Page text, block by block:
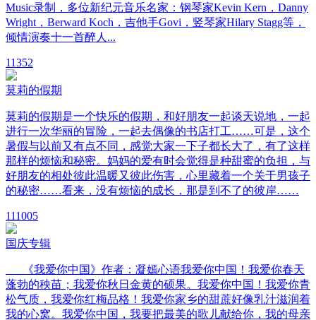
Music录制，多位新纪元音乐名家：钢琴家Kevin Kern，Danny
Wright，Berward Koch，吉他手Govi，竖琴家Hilary Stagg等，
倾情演奏十一首醉人...
11352
莫莉的假期
莫莉的假期是一个快乐的假期，和好朋友一起谈天说地，一起
进行一次华丽的冒险，一起去偶像的书店打工……可是，这个
暑假与以前又有点不同，感觉大家一下子都长大了，有了这样
那样的烦恼和秘密。妈妈的爱有时会觉得是种甜蜜的负担，与
好朋友的相处彼此温暖又彼此伤害，心里藏着一个关于男孩子
的秘密……看来，没有烦恼的成长，那是到不了的彼岸……
111005
国庆专辑
《我爱你中国》作者：凝嫣心语我爱你中国！我爱你春天
蓬勃的秧苗；我爱你秋日金黄的硕果。我爱你中国！我爱你青
松气质，我爱你红梅品格！我爱你家乡的甜蔗好像乳汁滋润着
我的心窝。我爱你中国，我要把最美的歌儿献给你，我的母亲